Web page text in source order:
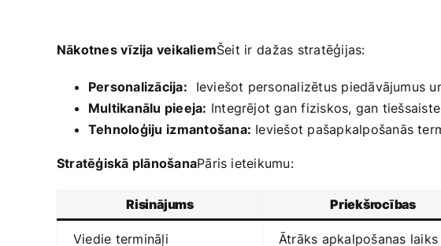
Nākotnes vīzija veikaliemŠeit ‍ir⁢ dažas stratēģijas:
Personalizācija:
Ieviešot personalizētus piedāvājumus
Multikanālu pieeja: Integrējot gan ‌fiziskos, gan
Tehnoloģiju⁢ izmantošana: Ieviešot pašapkalpošanās
Stratēģiskā plānošanaPāris ieteikumu:
Risinājums Priekšrocības
Viedie termināļi Ātrāks apkalpošanas ‌laiks